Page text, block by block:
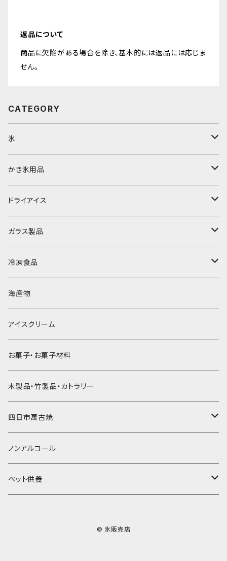
返品について
商品に欠陥がある場合を除き、基本的には返品には応じま
せん。
CATEGORY
氷
富士天然水の氷
丸氷
直径70mm
直径65mm
角氷
砕氷
氷河の氷
氷アイテム
かき氷用品
かき氷シロップ
無果汁1.8Lパック
無果汁1Lパック
無添加瓶シロップ
かき氷機・かき氷器
かき氷カップ
発泡スチロール無地-使い捨て
発泡スチロールプリント柄
かき氷スプーン・スプーンストロー
プラスチック・スプーン
プラスチック・スプーンストロー
コンデンスミルク・練乳・あんこ
かき氷セット
その他かき氷用品
ドライアイス
ドライアイス3ｋｇ
ドライアイス4ｋｇ
ドライアイス5ｋｇ
ドライアイス8ｋｇ
ドライアイス10ｋｇ
ドライアイス15ｋｇ
ドライアイス20ｋｇ
ドライアイス25ｋｇ
ガラス製品
オンザロック・グラス
ビール・グラス
タンブラー
かき氷器
冷凍食品
肉まん・あんまん
パスタ・スパゲッティ
惣菜
海産物
アイスクリーム
お菓子・お菓子材料
木製品・竹製品・カトラリー
四日市萬古焼
土鍋・土釜
一般土鍋
皿・椀・丼・小物
ノンアルコール
ペット供養
© 氷販売店